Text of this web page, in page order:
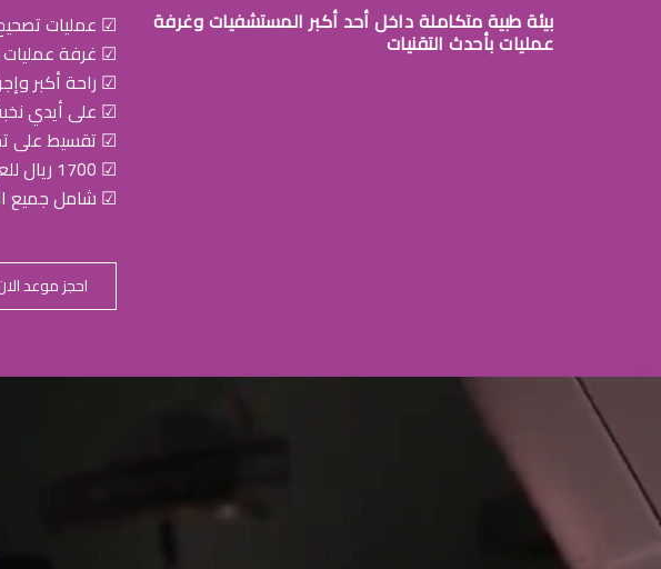
بيئة طبية متكاملة داخل أحد أكبر المستشفيات وغرفة
عمليات بأحدث التقنيات
☑ عمليات
☑ غرفة عمليات
☑ راحة أكبر
☑ على أيدي
☑ تقسيط على
☑ 1700 ريال للعين الواحدة.
☑ شامل جميع
احجز موعد